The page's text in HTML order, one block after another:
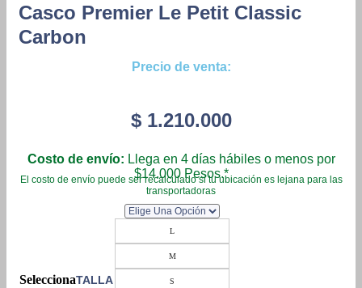
Casco Premier Le Petit Classic
Carbon
Precio de venta:
$1.210.000
Costo de envío: Llega en 4 días hábiles o menos por
$14.000 Pesos.*
El costo de envío puede ser recalculado si tu ubicación es lejana para las
transportadoras
TALLA
L
M
S